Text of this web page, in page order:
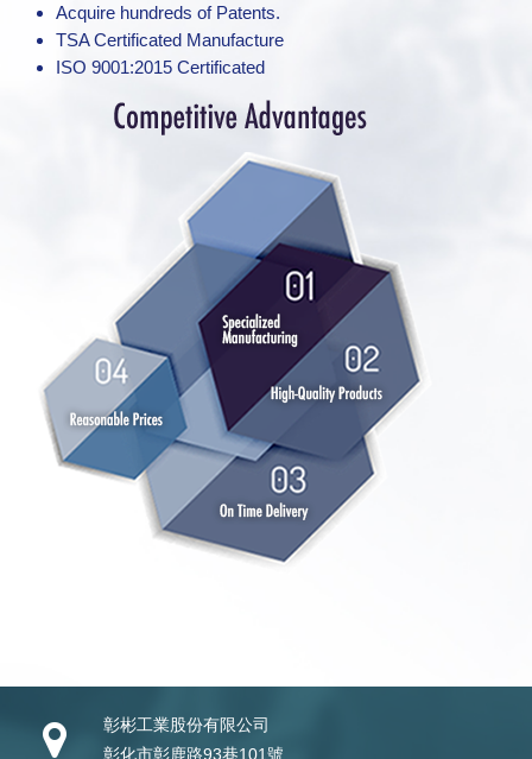
Acquire hundreds of Patents.
TSA Certificated Manufacture
ISO 9001:2015 Certificated
彰彬工業股份有限公司
彰化市彰鹿路93巷101號